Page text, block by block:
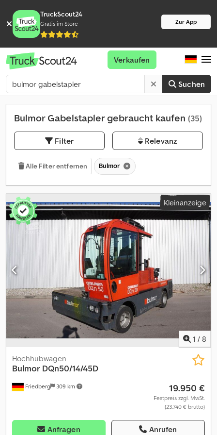
TruckScout24
Gratis im Store Zur App
Suchen
Verkaufen
Bulmor Gabelstapler gebraucht kaufen (35)
Filter Relevanz
Alle Filter entfernen Bulmor
Kleinanzeige
1 / 8
Friedberg 309 km
Hochhubwagen
Bulmor DQn50/14/45D
19.950 €
Festpreis zzgl. MwSt.
(23.740 € brutto)
Anfragen Anrufen